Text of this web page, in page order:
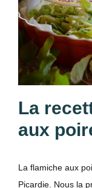
La
aux
La flamiche aux
Picardie. Nous la